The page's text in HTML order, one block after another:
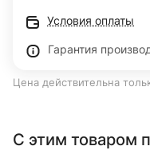
Условия оплаты
Гарантия
Цена действительна
С этим товаром